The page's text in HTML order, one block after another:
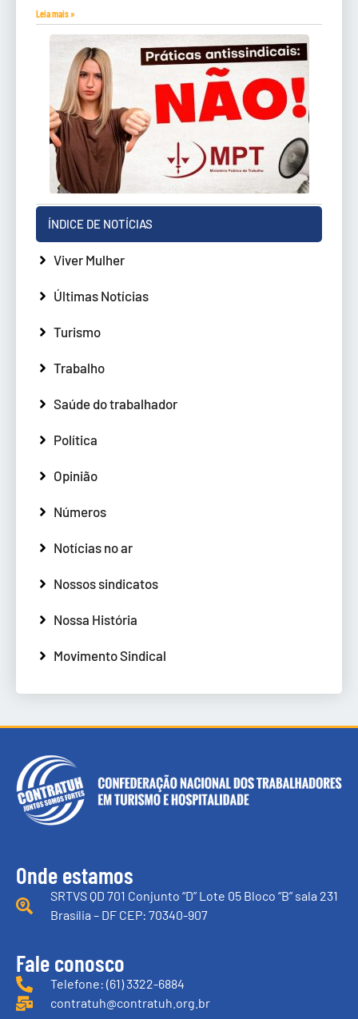
Leia mais »
ÍNDICE DE NOTÍCIAS
Viver Mulher
Últimas Notícias
Turismo
Trabalho
Saúde do trabalhador
Política
Opinião
Números
Notícias no ar
Nossos sindicatos
Nossa História
Movimento Sindical
Onde estamos
SRTVS QD 701 Conjunto “D” Lote 05 Bloco “B” sala 231
Brasília – DF CEP: 70340-907
Fale conosco
Telefone: (61) 3322-6884
contratuh@contratuh.org.br